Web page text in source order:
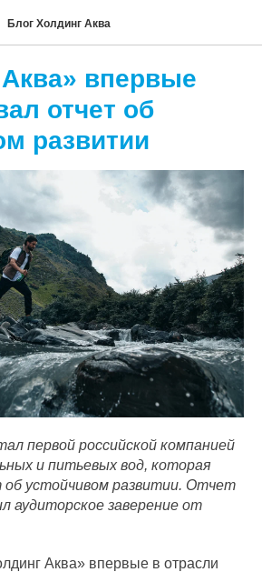
Блог Холдинг Аква
впервые
отчет об
развитии
первой российской компанией
и питьевых вод, которая
устойчивом развитии. Отчет
аудиторское заверение от
Аква» впервые в отрасли